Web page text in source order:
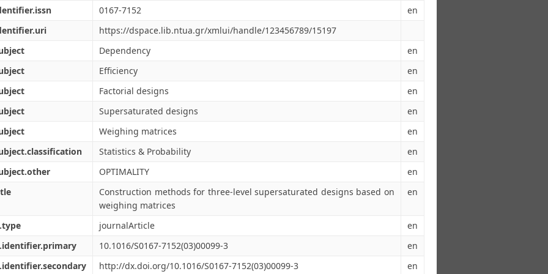
0167-7152
en
https://dspace.lib.ntua.gr/xmlui/handle/123456789/15197
Dependency
en
Efficiency
en
Factorial designs
en
Supersaturated designs
en
Weighing matrices
en
Statistics & Probability
en
OPTIMALITY
en
Construction methods for three-level supersaturated designs based on
weighing matrices
en
journalArticle
en
10.1016/S0167-7152(03)00099-3
en
http://dx.doi.org/10.1016/S0167-7152(03)00099-3
en